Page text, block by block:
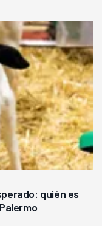
quién es